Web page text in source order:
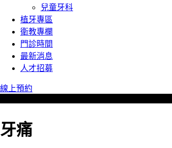
兒童牙科
植牙專區
衛教專欄
門診時間
最新消息
人才招募
線上預約
牙痛